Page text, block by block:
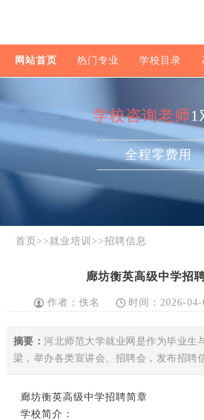
网站首页 热门专业 学校目录
学校咨询老师1
全程零费用
首页 >>就业培训 >>招聘信息
廊坊衡英高级中学招
作者：佚名 时间：2026-04-
摘要：河北师范大学就业网是作为毕业生
梁，举办各类宣讲会、招聘会，发布招聘
廊坊衡英高级中学招聘简章
学校简介：